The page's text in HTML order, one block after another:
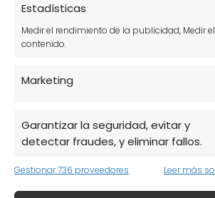
Estadísticas
Medir el rendimiento de la publicidad, Medir
contenido.
Marketing
Garantizar la seguridad, evitar y
detectar fraudes, y eliminar fallos.
Gestionar 736 proveedores Leer más
utilizada en batidos y
aumentar el contenido de fibra